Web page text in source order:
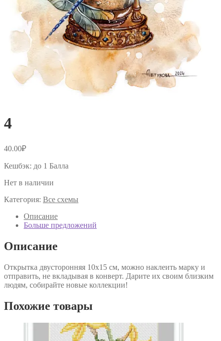
4
40.00₽
Кешбэк: до 1 Балла
Нет в наличии
Категория: Все схемы
Описание
Больше предложений
Описание
Открытка двусторонняя 10х15 см, можно наклеить марку и
отправить, не вкладывая в конверт. Дарите их своим близким
людям, собирайте новые коллекции!
Похожие товары